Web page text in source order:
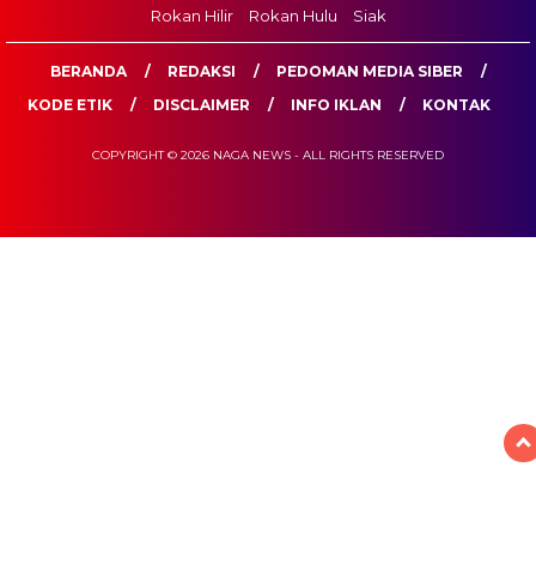
Rokan Hilir
Rokan Hulu Siak
BERANDA REDAKSI
PEDOMAN MEDIA SIBER
KODE ETIK
DISCLAIMER INFO IKLAN KONTAK
COPYRIGHT © 2026 NAGA NEWS - ALL RIGHTS RESERVED